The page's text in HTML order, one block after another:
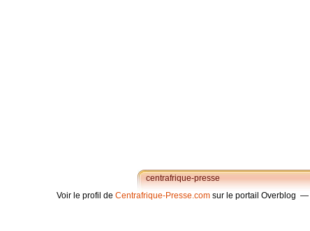
centrafrique-presse
Voir le profil de Centrafrique-Presse.com sur le portail Overblog